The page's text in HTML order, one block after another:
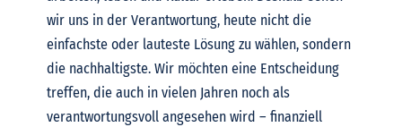
wir uns in der Verantwortung, heute nicht die
einfachste oder lauteste Lösung zu wählen, sondern
die nachhaltigste.Wir möchten eine Entscheidung
treffen, die auch in vielen Jahren noch als
verantwortungsvoll angesehen wird – finanziell